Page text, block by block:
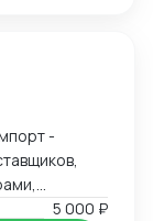
-
5 000 ₽